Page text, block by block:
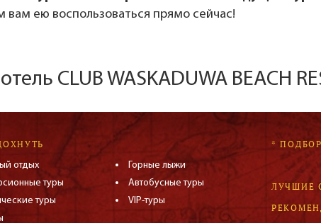
вам ею воспользоваться прямо сейчас!
CLUB WASKADUWA BEACH
отдых
туры
туры
Горные лыжи
Автобусные туры
VIP-туры
* ПОДБОР
ЛУЧШИЕ